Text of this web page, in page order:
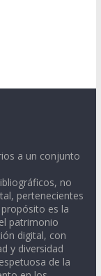
a un conjunto
no
pertenecientes
es la
patrimonio
digital, con
y diversidad
de la